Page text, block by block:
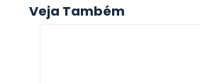
Veja Também